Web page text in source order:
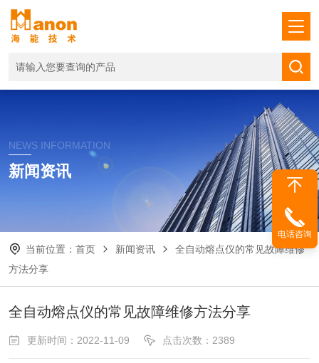
NEWS INFORMATION
新闻资讯
当前位置： 首页 新闻资讯
全自动熔点仪的常见故障维修
方法分享
全自动熔点仪的常见故障维修方法分享
更新时间：2022-11-09 点击次数：2389
电话咨询